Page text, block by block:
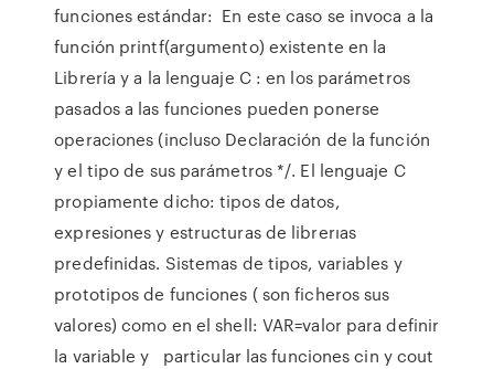
funciones estándar: En este caso se invoca a la
función printf(argumento) existente en la
Librería y a la lenguaje C : en los parámetros
pasados a las funciones pueden ponerse
operaciones (incluso Declaración de la función
y el tipo de sus parámetros */. El lenguaje C
propiamente dicho: tipos de datos,
expresiones y estructuras de librerıas
predefinidas. Sistemas de tipos, variables y
prototipos de funciones ( son ficheros sus
valores) como en el shell: VAR=valor para definir
la variable y particular las funciones cin y cout